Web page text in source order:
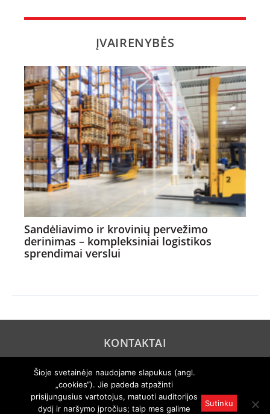
ĮVAIRENYBĖS
Sandėliavimo ir krovinių pervežimo
derinimas – kompleksiniai logistikos
sprendimai verslui
KONTAKTAI
PRIVATUMO POLITIKA
© 2005 "Axel Springer AG". Visos teisės išsaugomos. Rengiama
Šioje svetainėje naudojame slapukus (angl.
„cookies“). Jie padeda atpažinti
prisijungusius vartotojus, matuoti auditorijos
dydį ir naršymo įpročius; taip mes galime
Sutinku